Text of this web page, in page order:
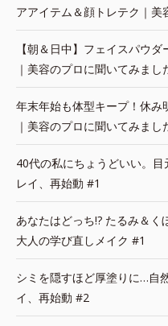
アアイテム＆顔トレテク｜美
【朝＆日中】フェイスパウ
｜美容のプロに聞いてみまし
年末年始も体型キープ！休み
｜美容のプロに聞いてみまし
40代の私にちょうどいい。
レイ、再始動 #1
あなたはどっち!? たるみ＆く
大人の学び直しメイク #1
シミを隠すほど厚塗りに…自
イ、再始動 #2